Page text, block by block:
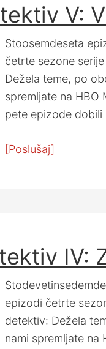
V:
Stoosemdeseta
četrte sezone
Dežela teme, po
spremljate na
pete epizode
[Poslušaj]
IV:
epizodi četrte
detektiv: Dežela
nami spremljate na